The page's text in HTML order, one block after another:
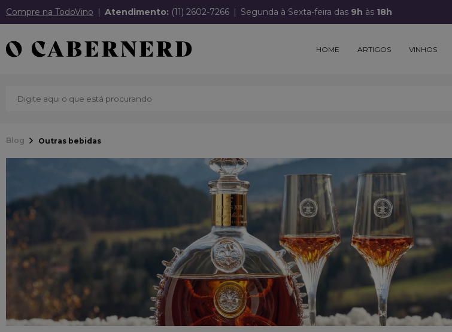
Compre na TodoVino Atendimento: (11) 2602-7266 Segunda à Sexta-feira das 9h às 18h
HOME ARTIGOS VINHOS
Blog Outras bebidas